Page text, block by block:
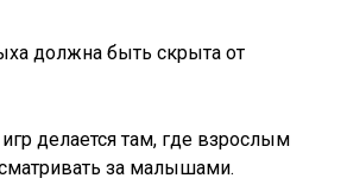
должна быть скрыта от
делается там, где взрослым
за малышами.